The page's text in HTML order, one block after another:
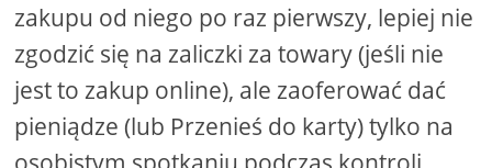
zakupu od niego po raz pierwszy, lepiej nie
zgodzić się na zaliczki za towary (jeśli nie
jest to zakup online), ale zaoferować dać
pieniądze (lub Przenieś do karty) tylko na